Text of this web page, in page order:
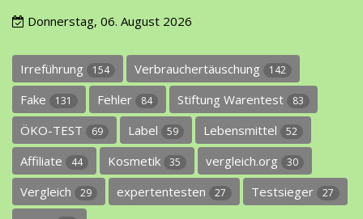
Donnerstag, 06. August 2026
Irreführung 154 Verbrauchertäuschung 142
Fake 131 Fehler 84 Stiftung Warentest 83
ÖKO-TEST 69 Label 59 Lebensmittel 52
Affiliate 44 Kosmetik 35 vergleich.org 30
Vergleich 29 expertentesten 27 Testsieger 27